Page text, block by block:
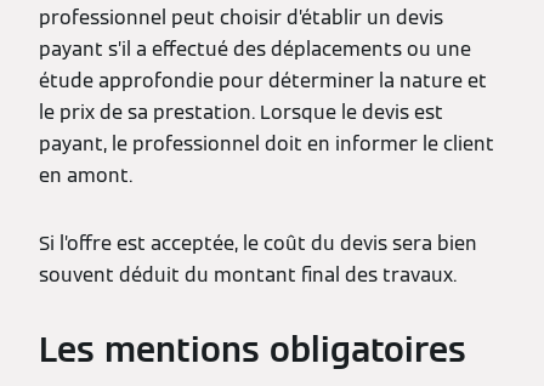
professionnel peut choisir d’établir un devis
payant s’il a effectué des déplacements ou une
étude approfondie pour déterminer la nature et
le prix de sa prestation. Lorsque le devis est
payant, le professionnel doit en informer le client
en amont.
Si l’offre est acceptée, le coût du devis sera bien
souvent déduit du montant final des travaux.
Les mentions obligatoires